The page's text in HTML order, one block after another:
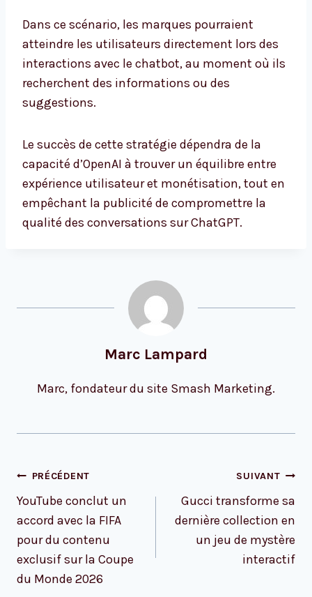
Dans ce scénario, les marques pourraient
atteindre les utilisateurs directement lors des
interactions avec le chatbot, au moment où ils
recherchent des informations ou des
suggestions.
Le succès de cette stratégie dépendra de la
capacité d’OpenAI à trouver un équilibre entre
expérience utilisateur et monétisation, tout en
empêchant la publicité de compromettre la
qualité des conversations sur ChatGPT.
Marc Lampard
Marc, fondateur du site Smash Marketing.
Navigation
l’article
PRÉCÉDENT
YouTube conclut un
accord avec la FIFA
pour du contenu
exclusif sur la Coupe
du Monde 2026
SUIVANT
Gucci transforme sa
dernière collection en
un jeu de mystère
interactif